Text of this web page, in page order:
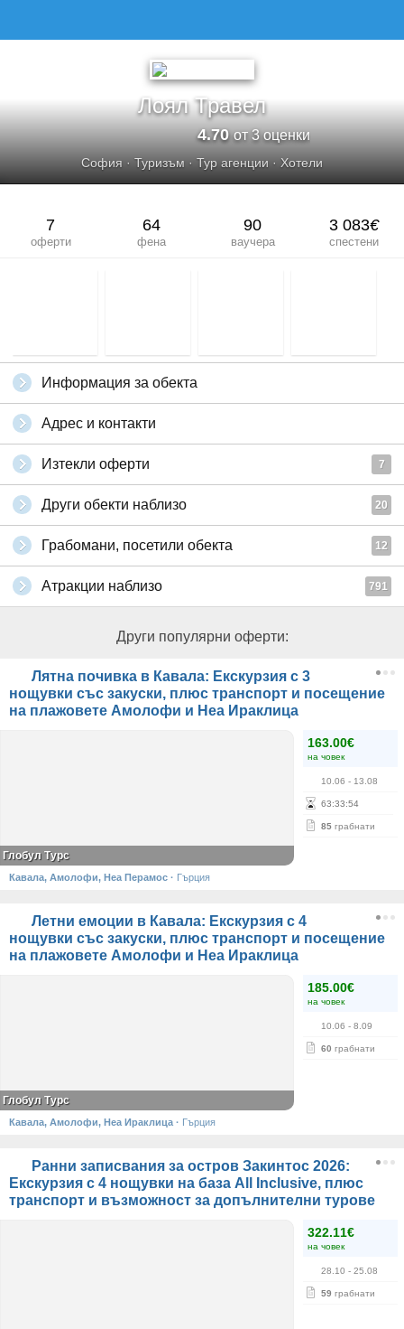
Лоял Травел
4.70от 3 оценки
София · Туризъм · Тур агенции · Хотели
7
оферти
64
фена
90
ваучера
3 083€
спестени
Информация за обекта
Адрес и контакти
Изтекли оферти 7
Други обекти наблизо 20
Грабомани, посетили обекта 12
Атракции наблизо 791
Други популярни оферти:
Лятна почивка в Кавала: Екскурзия с 3
нощувки със закуски, плюс транспорт и посещение
на плажовете Амолофи и Неа Ираклица
163.00€
на човек
10.06 - 13.08
63:33:54
85 грабнати
Глобул Турс
Кавала, Амолофи, Неа Перамос · Гърция
Летни емоции в Кавала: Екскурзия с 4
нощувки със закуски, плюс транспорт и посещение
на плажовете Амолофи и Неа Ираклица
185.00€
на човек
10.06 - 8.09
60 грабнати
Глобул Турс
Кавала, Амолофи, Неа Ираклица · Гърция
Ранни записвания за остров Закинтос 2026:
Екскурзия с 4 нощувки на база All Inclusive, плюс
транспорт и възможност за допълнителни турове
322.11€
на човек
28.10 - 25.08
59 грабнати